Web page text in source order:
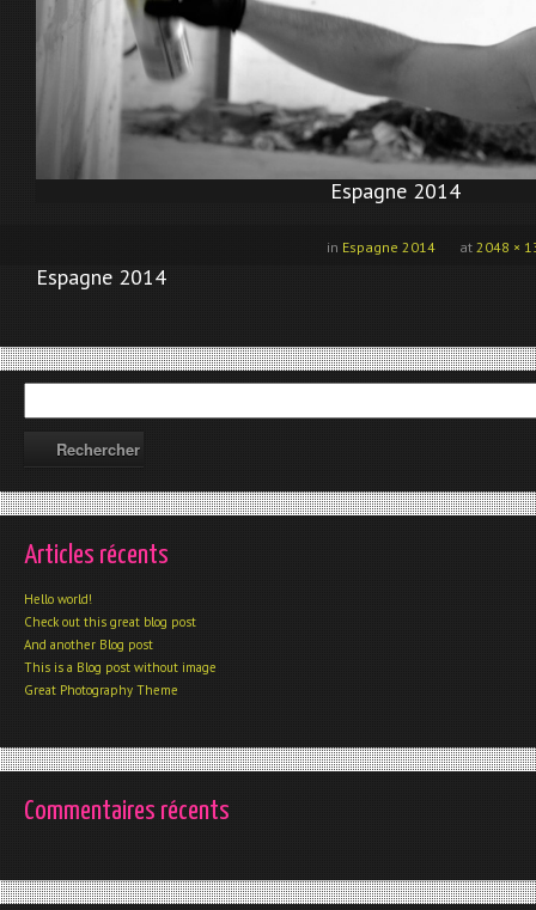
Espagne 2014
at 2048 ×
in Espagne 2014
Espagne 2014
Articles récents
Hello world!
Check out this great blog post
And another Blog post
This is a Blog post without image
Great Photography Theme
Commentaires récents